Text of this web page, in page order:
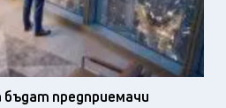
предприемачи